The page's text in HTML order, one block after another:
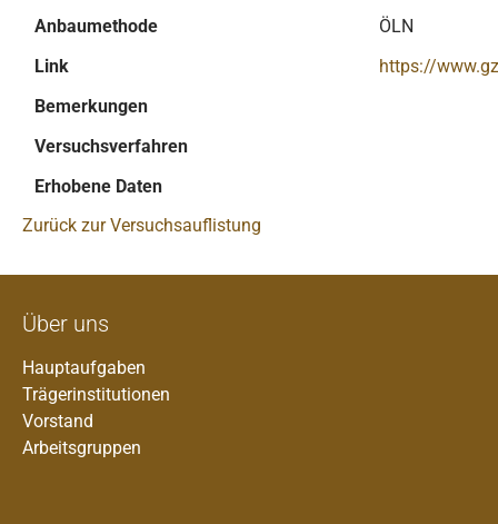
Anbaumethode
ÖLN
Link
https://
Bemerkungen
Versuchsverfahren
Erhobene Daten
Zurück zur Versuchsauflistung
Über uns
Hauptaufgaben
Trägerinstitutionen
Vorstand
Arbeitsgruppen